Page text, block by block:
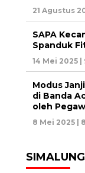
21 Agustus
SAPA
Spanduk
14 Mei 2025 |
Modus
di Banda
oleh
8 Mei 2025 |